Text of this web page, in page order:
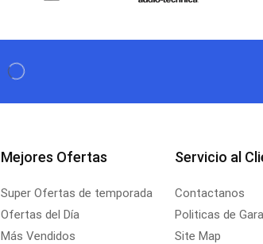
Mejores Ofertas
Super Ofertas de temporada
Ofertas del Día
Más Vendidos
Servicio al
Contactanos
Politicas de
Site Map